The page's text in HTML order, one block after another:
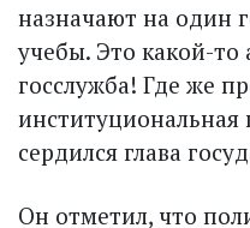
назначают на один
учебы. Это какой-то
госслужба! Где же
институциональная
сердился глава
Он отметил, что